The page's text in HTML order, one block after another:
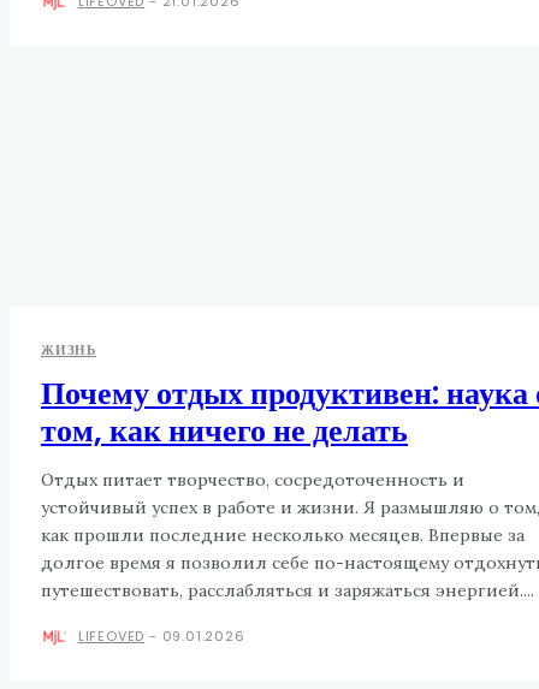
ЖИЗНЬ
Почему отдых продуктивен: наука
том, как ничего не делать
Отдых питает творчество, сосредоточенность и
устойчивый успех в работе и жизни. Я размышляю о том,
как прошли последние несколько месяцев. Впервые за
долгое время я позволил себе по-настоящему
путешествовать, расслабляться и заряжаться энергией....
LIFEOVED - 09.01.2026